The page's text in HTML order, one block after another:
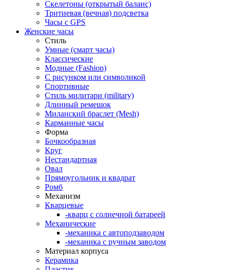
Скелетоны (открытый баланс)
Тритиевая (вечная) подсветка
Часы с GPS
Женские часы
Стиль
Умные (смарт часы)
Классические
Модные (Fashion)
С рисунком или символикой
Спортивные
Стиль милитари (military)
Длинный ремешок
Миланский браслет (Mesh)
Карманные часы
Форма
Бочкообразная
Круг
Нестандартная
Овал
Прямоугольник и квадрат
Ромб
Механизм
Кварцевые
-кварц с солнечной батареей
Механические
-механика с автоподзаводом
-механика с ручным заводом
Материал корпуса
Керамика